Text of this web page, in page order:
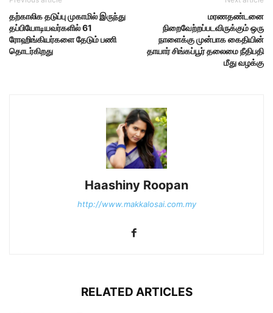
தற்காலிக தடுப்பு முகாமில் இருந்து
தப்பியோடியவர்களில் 61
ரோஹிங்கியர்களை தேடும் பணி
தொடர்கிறது
மரணதண்டனை
நிறைவேற்றப்படவிருக்கும் ஒரு
நாளைக்கு முன்பாக கைதியின்
தாயார் சிங்கப்பூர் தலைமை நீதிபதி
மீது வழக்கு
Haashiny Roopan
http://www.makkalosai.com.my
RELATED ARTICLES